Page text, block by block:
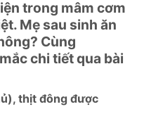
trong mâm cơm
Mẹ sau sinh ăn
Cùng
chi tiết qua bài
thịt đông được